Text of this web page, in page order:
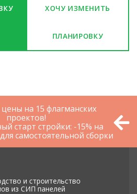
ХОЧУ ИЗМЕНИТЬ
ПЛАНИРОВКУ
на 15 флагманских
проектов!
старт стройки: -15% на
самостоятельной сборки
и строительство
из СИП панелей